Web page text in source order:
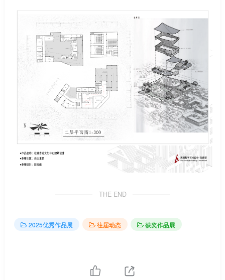
THE END
2025优秀作品展 往届动态 获奖作品展